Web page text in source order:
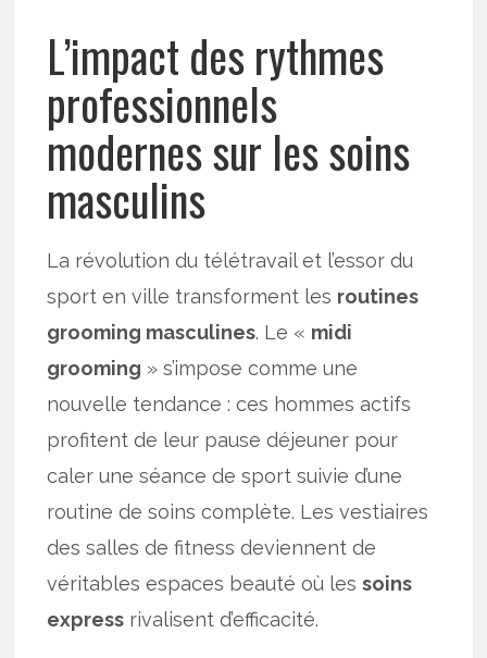
L’impact des rythmes
professionnels
modernes sur les soins
masculins
La révolution du télétravail et l’essor du
sport en ville transforment les routines
grooming masculines. Le « midi
grooming » s’impose comme une
nouvelle tendance : ces hommes actifs
profitent de leur pause déjeuner pour
caler une séance de sport suivie d’une
routine de soins complète. Les vestiaires
des salles de fitness deviennent de
véritables espaces beauté où lessoins
express rivalisent d’efficacité.